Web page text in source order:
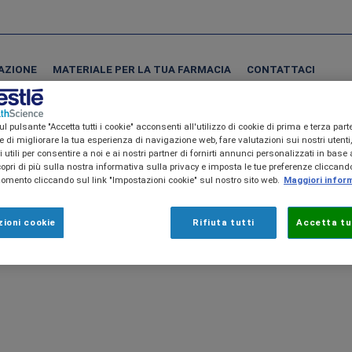
MATERIALE PER LA TUA FARMACIA CONTATTACI
è una area riservata ai
pulsante "Accetta tutti i cookie" acconsenti all'utilizzo di cookie di prima e terza
di migliorare la tua esperienza di navigazione web, fare valutazioni sui nostri
utili per consentire a noi e ai nostri partner di fornirti annunci personalizzati in base
di più sulla nostra informativa sulla privacy e imposta le tue preferenze
cliccando sul link "Impostazioni cookie" sul nostro sito web.
Maggiori
Rifiuta tutti Accetta
cookie